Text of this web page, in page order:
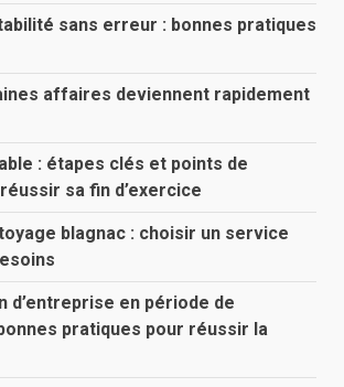
sans erreur : bonnes pratiques
affaires deviennent rapidement
: étapes clés et points de
sa fin d’exercice
blagnac : choisir un service
d’entreprise en période de
pratiques pour réussir la